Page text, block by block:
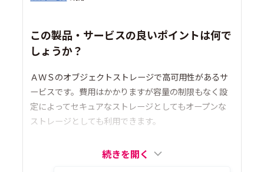
この製品・サービスの良いポイントは何で
しょうか？
ＡＷＳのオブジェクトストレージで高可用性があるサ
ービスです。費用はかかりますが容量の制限もなく設
定によってセキュアなストレージとしてもオープンな
ストレージとしても利用できます。
続きを開く